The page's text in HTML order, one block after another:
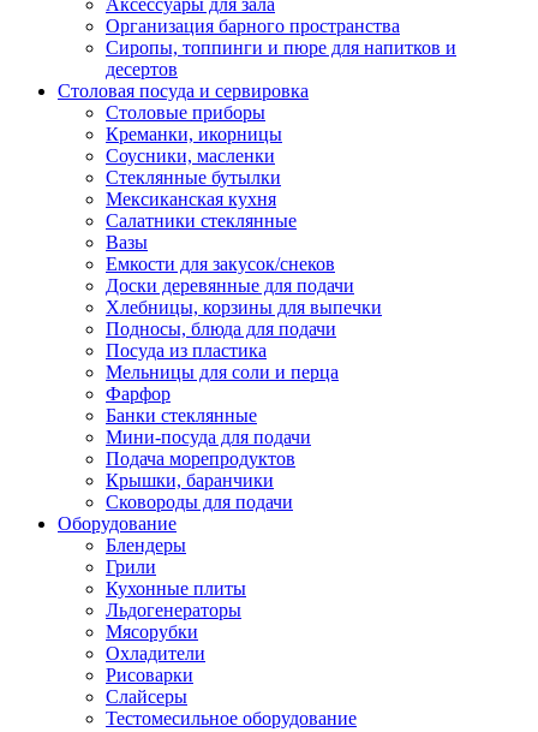
Аксессуары для зала
Организация барного пространства
Сиропы, топпинги и пюре для напитков и
десертов
Столовая посуда и сервировка
Столовые приборы
Креманки, икорницы
Соусники, масленки
Стеклянные бутылки
Мексиканская кухня
Салатники стеклянные
Вазы
Емкости для закусок/снеков
Доски деревянные для подачи
Хлебницы, корзины для выпечки
Подносы, блюда для подачи
Посуда из пластика
Мельницы для соли и перца
Фарфор
Банки стеклянные
Мини-посуда для подачи
Подача морепродуктов
Крышки, баранчики
Сковороды для подачи
Оборудование
Блендеры
Грили
Кухонные плиты
Льдогенераторы
Мясорубки
Охладители
Рисоварки
Слайсеры
Тестомесильное оборудование